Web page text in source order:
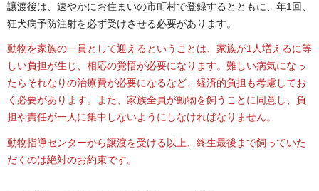
譲渡後は、速やかにお住まいの市町村で登録するとともに、年1回、
狂犬病予防注射を必ず受けさせる必要があります。
動物を家族の一員として迎えるということは、家族が1人増えるに等
しい負担が生じ、相応の覚悟が必要になります。難しい病気になっ
たらそれなりの治療費が必要になるなど、経済的負担も考慮してお
く必要があります。また、家族全員が動物を飼うことに同意し、負
担や責任が一人に集中しないようにしなければなりません。
動物指導センターから譲渡を受ける以上、終生最後まで飼っていた
だくのは絶対のお約束です。